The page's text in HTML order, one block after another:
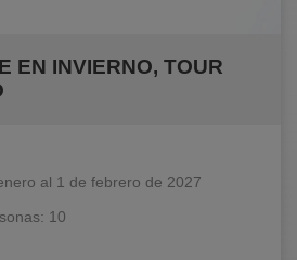
EN INVIERNO, TOUR
al 1 de febrero de 2027
10